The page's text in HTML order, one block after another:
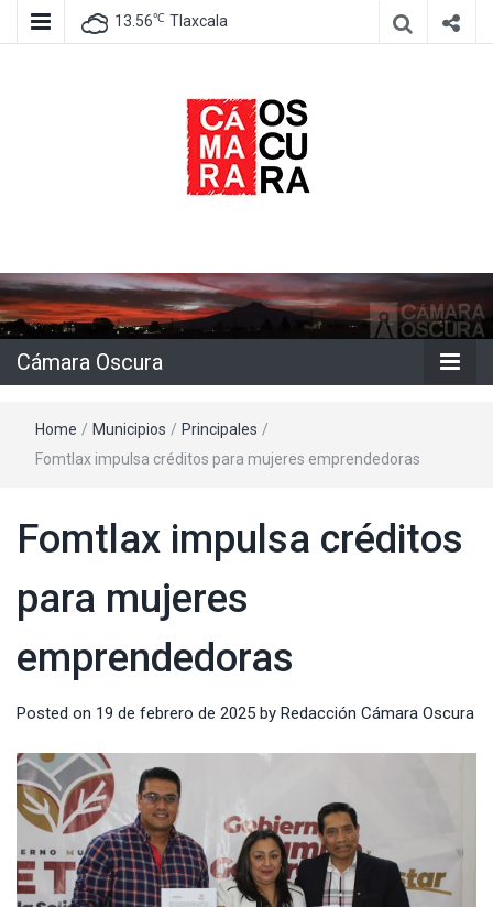
13.56℃ Tlaxcala
Cámara
Oscura
Cámara Oscura
Home / Municipios / Principales /
Fomtlax impulsa créditos para mujeres emprendedoras
Fomtlax impulsa créditos
para mujeres
emprendedoras
Posted on 19 de febrero de 2025 by Redacción Cámara Oscura